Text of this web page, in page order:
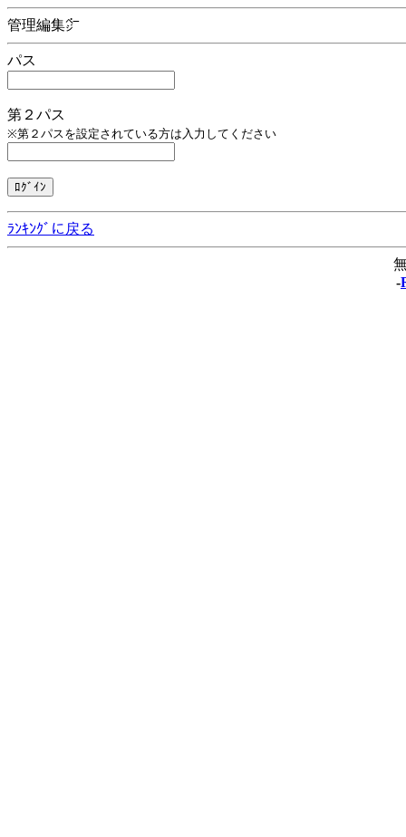
管理編集㌻
パス
第２パス
※第２パスを設定されている方は入力してください
ﾗﾝｷﾝｸﾞに戻る
-